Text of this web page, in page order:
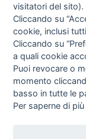
visitatori del sito).
Cliccando su
cookie, inclusi
Cliccando su
a quali cookie
Puoi revocare o
momento
basso in tutte le
Per saperne di